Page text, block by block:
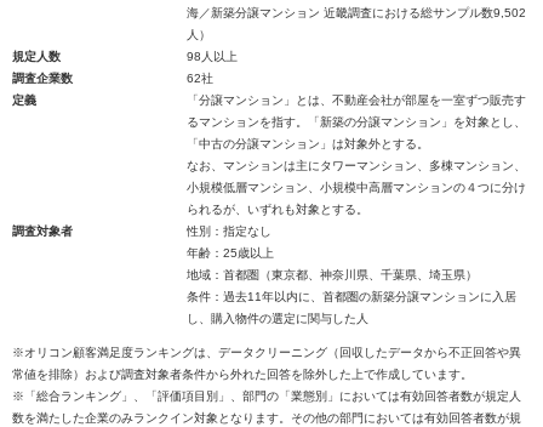
海／新築分譲マンション 近畿調査における総サンプル数9,502
人）
規定人数
98人以上
調査企業数
62社
定義
「分譲マンション」とは、不動産会社が部屋を一室ずつ販売す
るマンションを指す。「新築の分譲マンション」を対象とし、
「中古の分譲マンション」は対象外とする。
なお、マンションは主にタワーマンション、多棟マンション、
小規模低層マンション、小規模中高層マンションの４つに分け
られるが、いずれも対象とする。
調査対象者
性別：指定なし
年齢：25歳以上
地域：首都圏（東京都、神奈川県、千葉県、埼玉県）
条件：過去11年以内に、首都圏の新築分譲マンションに入居
し、購入物件の選定に関与した人
※オリコン顧客満足度ランキングは、データクリーニング（回収したデータから不正回答や異
常値を排除）および調査対象者条件から外れた回答を除外した上で作成しています。
※「総合ランキング」、「評価項目別」、部門の「業態別」においては有効回答者数が規定人
数を満たした企業のみランクイン対象となります。その他の部門においては有効回答者数が規